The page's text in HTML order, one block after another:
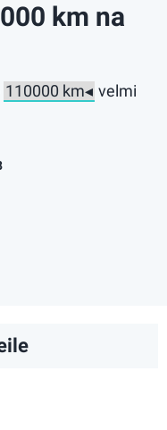
km na
velmi